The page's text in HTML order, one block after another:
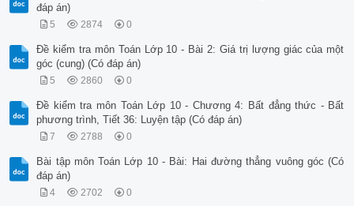
đáp án)
5 2874 0
Đề kiểm tra môn Toán Lớp 10 - Bài 2: Giá trị lượng giác của một
góc (cung) (Có đáp án)
5 2860 0
Đề kiểm tra môn Toán Lớp 10 - Chương 4: Bất đẳng thức - Bất
phương trình, Tiết 36: Luyện tập (Có đáp án)
7 2788 0
Bài tập môn Toán Lớp 10 - Bài: Hai đường thẳng vuông góc (Có
đáp án)
4 2702 0